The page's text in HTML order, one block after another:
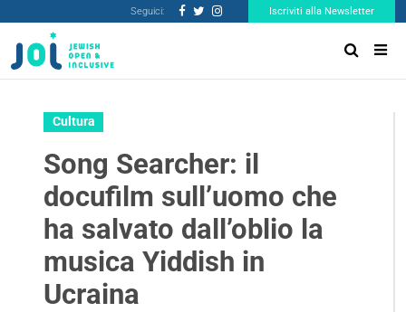
Seguici: Iscriviti alla Newsletter
Cultura
Song Searcher: il
docufilm sull’uomo che
ha salvato dall’oblio la
musica Yiddish in
Ucraina